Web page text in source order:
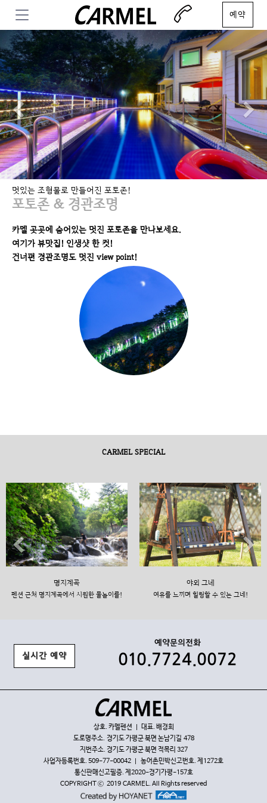
예약
Previous
멋있는 조형물로 만들어진 포토존!
포토존 & 경관조명
카멜 곳곳에 숨어있는 멋진 포토존을 만나보세요.
여기가 뷰맛집! 인생샷 한 컷!
건너편 경관조명도 멋진 view point!
CARMEL SPECIAL
명지계곡
펜션 근처 명지계곡에서 시원한 물놀이를!
야외 그네
여유를 느끼며 힐링할 수 있는 그네!
Previous
실시간 예약
예약문의전화
010.7724.0072
상호. 카멜펜션 | 대표. 배경희
도로명주소. 경기도 가평군 북면 논남기길 478
지번주소. 경기도 가평군 북면 적목리 327
사업자등록번호. 509-77-00042 | 농어촌민박신고번호. 제1272호
통신판매신고필증. 제2020-경기가평-157호
COPYRIGHT ⓒ 2019 CARMEL. All Rights reserved